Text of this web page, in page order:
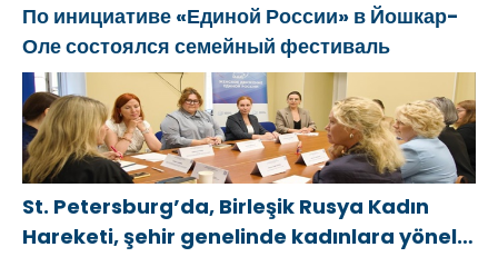
По инициативе «Единой России» в Йошкар-
Оле состоялся семейный фестиваль
St. Petersburg’da, Birleşik Rusya Kadın
Hareketi, şehir genelinde kadınlara yönelik